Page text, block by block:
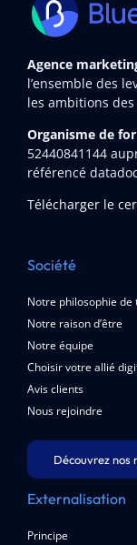
Agence
l’ensemble des
les ambitions
Organisme de
52440841144
référencé
Télécharger le
Société
Notre philosophie de
Notre raison d’être
Notre équipe
Choisir votre allié
Avis clients
Nous rejoindre
Découvrez nos
Externalisation
Principe